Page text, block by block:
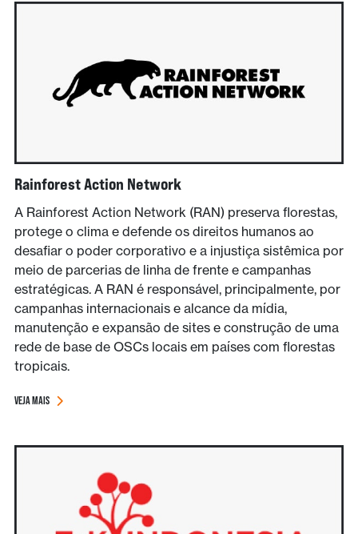
Rainforest Action Network
A Rainforest Action Network (RAN) preserva florestas,
protege o clima e defende os direitos humanos ao
desafiar o poder corporativo e a injustiça sistêmica por
meio de parcerias de linha de frente e campanhas
estratégicas. A RAN é responsável, principalmente, por
campanhas internacionais e alcance da mídia,
manutenção e expansão de sites e construção de uma
rede de base de OSCs locais em países com florestas
tropicais.
VEJA MAIS